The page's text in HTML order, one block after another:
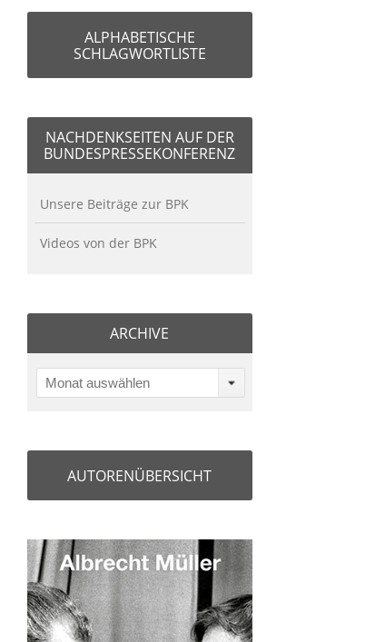
ALPHABETISCHE
SCHLAGWORTLISTE
NACHDENKSEITEN AUF DER
BUNDESPRESSEKONFERENZ
Unsere Beiträge zur BPK
Videos von der BPK
ARCHIVE
Monat auswählen
AUTORENÜBERSICHT